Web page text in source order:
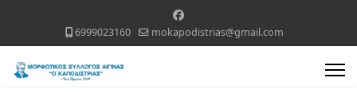
6999023160 mokapodistrias@gmail.com